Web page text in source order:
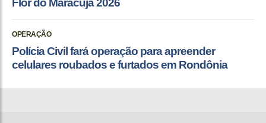
Flor do Maracujá 2026
OPERAÇÃO
Polícia Civil fará operação para apreender
celulares roubados e furtados em Rondônia